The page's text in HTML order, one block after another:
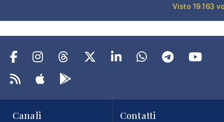
Visto 19.163
Canali Contatti